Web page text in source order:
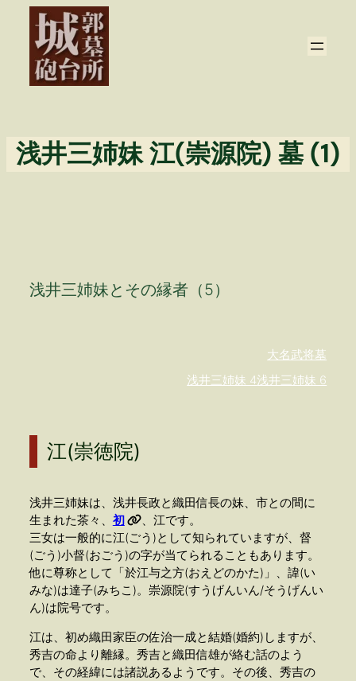
浅井三姉妹 江(崇源院) 墓 (1)
浅井三姉妹とその縁者（5）
大名武将墓
浅井三姉妹 4浅井三姉妹 6
江(崇徳院)
浅井三姉妹は、浅井長政と織田信長の妹、市との間に
生まれた茶々、 初
、江です。
三女は一般的に江(ごう)として知られていますが、督
(ごう)小督(おごう)の字が当てられることもあります。
他に尊称として「於江与之方(おえどのかた)」、諱(い
みな)は達子(みちこ)。崇源院(すうげんいん/そうげんい
ん)は院号です。
江は、初め織田家臣の佐治一成と結婚(婚約)しますが、
秀吉の命より離縁。秀吉と織田信雄が絡む話のよう
で、その経緯には諸説あるようです。その後、秀吉の